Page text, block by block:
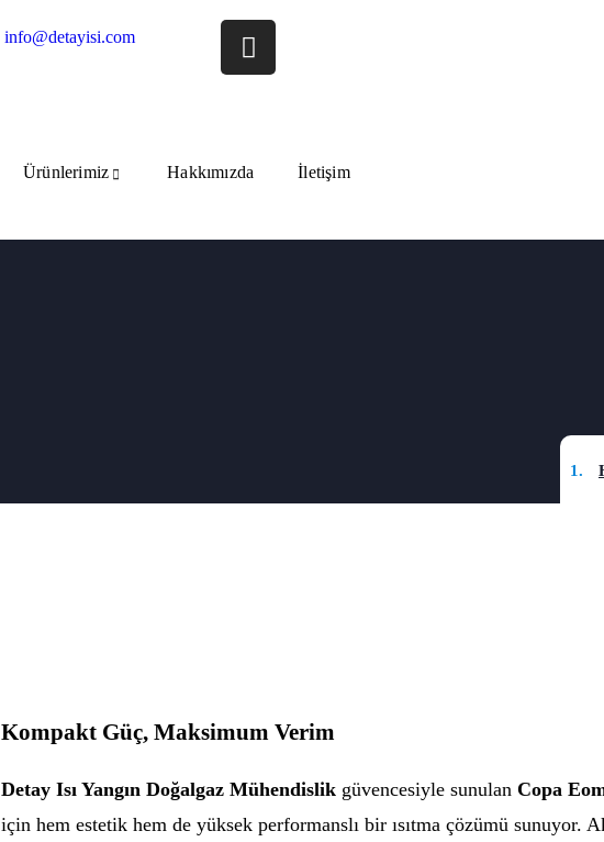
info@detayisi.com
Ürünlerimiz Hakkımızda İletişim
Kompakt Güç, Maksimum Verim
Detay Isı Yangın Doğalgaz Mühendislikgüvencesiyle sunulan Copa
için hem estetik hem de yüksek performanslı bir ısıtma çözümü sunuyor.